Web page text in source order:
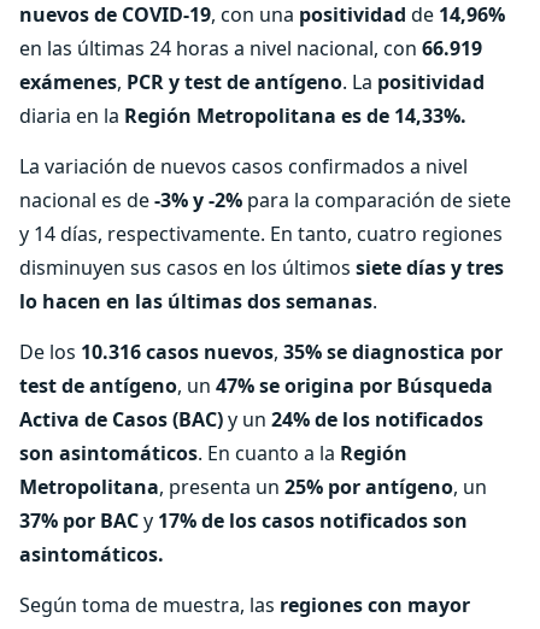
nuevos de COVID-19, con una positividad de 14,96%
en las últimas 24 horas a nivel nacional, con 66.919
exámenes, PCR y test de antígeno. La positividad
diaria en la Región Metropolitana es de 14,33%.
La variación de nuevos casos confirmados a nivel
nacional es de-3% y -2% para la comparación de siete
y 14 días, respectivamente. En tanto, cuatro regiones
disminuyen sus casos en los últimos siete días y tres
lo hacen en las últimas dos semanas.
De los 10.316 casos nuevos, 35% se diagnostica por
test de antígeno, un 47% se origina por Búsqueda
Activa de Casos (BAC)y un 24% de los notificados
son asintomáticos. En cuanto a la Región
Metropolitana, presenta un 25% por antígeno, un
37% por BACy 17% de los casos notificados son
asintomáticos.
Según toma de muestra, las regiones con mayor